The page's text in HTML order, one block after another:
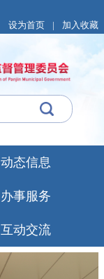
设为首页
加入收藏
动态信息
办事服务
互动交流